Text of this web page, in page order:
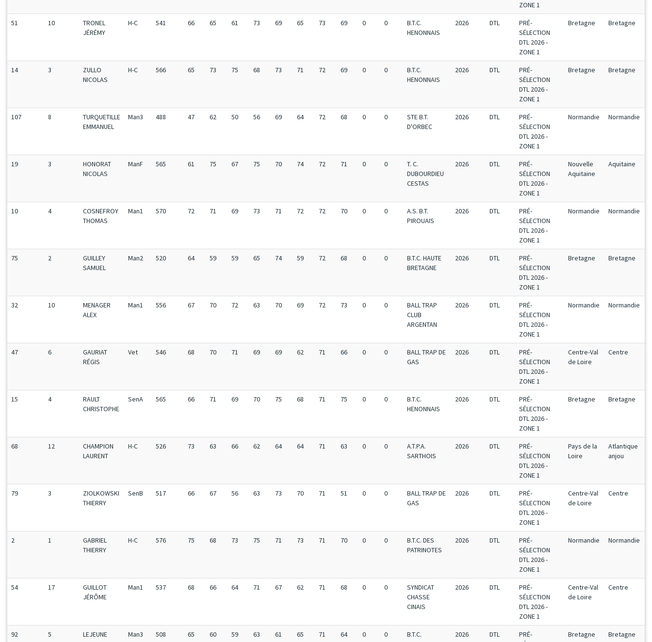
ZONE 1
51 10
TRONEL
JÉRÉMY
H-C 541 66 65 61 73 69 65 73 69 0 0
B.T.C.
HENONNAIS
2026 DTL
PRÉ-
SÉLECTION
DTL 2026 -
ZONE 1
Bretagne Bretagne
14 3
ZULLO
NICOLAS
H-C 566 65 73 75 68 73 71 72 69 0 0
B.T.C.
HENONNAIS
2026 DTL
PRÉ-
SÉLECTION
DTL 2026 -
ZONE 1
Bretagne Bretagne
107 8
TURQUETILLE
EMMANUEL
Man3 488 47 62 50 56 69 64 72 68 0 0
STE B.T.
D'ORBEC
2026 DTL
PRÉ-
SÉLECTION
DTL 2026 -
ZONE 1
Normandie Normandie
19 3
HONORAT
NICOLAS
ManF 565 61 75 67 75 70 74 72 71 0 0
T. C.
DUBOURDIEU
CESTAS
2026 DTL
PRÉ-
SÉLECTION
DTL 2026 -
ZONE 1
Nouvelle
Aquitaine
Aquitaine
10 4
COSNEFROY
THOMAS
Man1 570 72 71 69 73 71 72 72 70 0 0
A.S. B.T.
PIROUAIS
2026 DTL
PRÉ-
SÉLECTION
DTL 2026 -
ZONE 1
Normandie Normandie
75 2
GUILLEY
SAMUEL
Man2 520 64 59 59 65 74 59 72 68 0 0
B.T.C. HAUTE
BRETAGNE
2026 DTL
PRÉ-
SÉLECTION
DTL 2026 -
ZONE 1
Bretagne Bretagne
32 10
MENAGER
ALEX
Man1 556 67 70 72 63 70 69 72 73 0 0
BALL TRAP
CLUB
ARGENTAN
2026 DTL
PRÉ-
SÉLECTION
DTL 2026 -
ZONE 1
Normandie Normandie
47 6
GAURIAT
RÉGIS
Vet 546 68 70 71 69 69 62 71 66 0 0
BALL TRAP DE
GAS
2026 DTL
PRÉ-
SÉLECTION
DTL 2026 -
ZONE 1
Centre-Val
de Loire
Centre
15 4
RAULT
CHRISTOPHE
SenA 565 66 71 69 70 75 68 71 75 0 0
B.T.C.
HENONNAIS
2026 DTL
PRÉ-
SÉLECTION
DTL 2026 -
ZONE 1
Bretagne Bretagne
68 12
CHAMPION
LAURENT
H-C 526 73 63 66 62 64 64 71 63 0 0
A.T.P.A.
SARTHOIS
2026 DTL
PRÉ-
SÉLECTION
DTL 2026 -
ZONE 1
Pays de la
Loire
Atlantique
anjou
79 3
ZIOLKOWSKI
THIERRY
SenB 517 66 67 56 63 73 70 71 51 0 0
BALL TRAP DE
GAS
2026 DTL
PRÉ-
SÉLECTION
DTL 2026 -
ZONE 1
Centre-Val
de Loire
Centre
2 1
GABRIEL
THIERRY
H-C 576 75 68 73 75 71 73 71 70 0 0
B.T.C. DES
PATRINOTES
2026 DTL
PRÉ-
SÉLECTION
DTL 2026 -
ZONE 1
Normandie Normandie
54 17
GUILLOT
JÉRÔME
Man1 537 68 66 64 71 67 62 71 68 0 0
SYNDICAT
CHASSE
CINAIS
2026 DTL
PRÉ-
SÉLECTION
DTL 2026 -
ZONE 1
Centre-Val
de Loire
Centre
92 5
LEJEUNE
Man3 508 65 60 59 63 61 65 71 64 0 0
B.T.C.
2026 DTL
PRÉ-
Bretagne Bretagne